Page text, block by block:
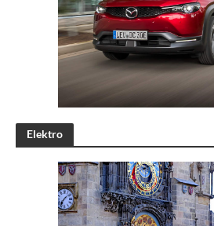
Elektro